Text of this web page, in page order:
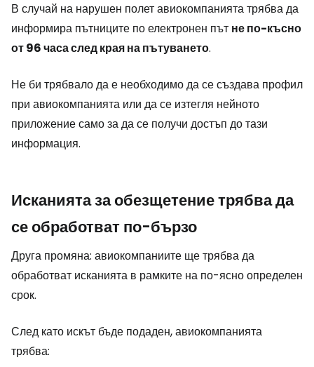
В случай на нарушен полет авиокомпанията трябва да
информира пътниците по електронен път не по-късно
от 96 часа след края на пътуването.
Не би трябвало да е необходимо да се създава профил
при авиокомпанията или да се изтегля нейното
приложение само за да се получи достъп до тази
информация.
Исканията за обезщетение трябва да
се обработват по-бързо
Друга промяна: авиокомпаниите ще трябва да
обработват исканията в рамките на по-ясно определен
срок.
След като искът бъде подаден, авиокомпанията
трябва: